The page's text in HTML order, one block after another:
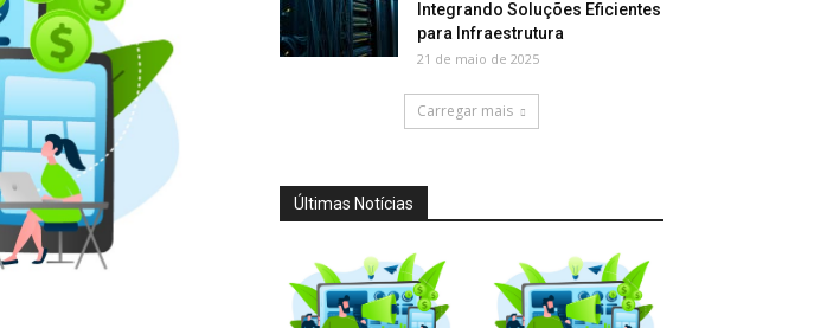
Integrando Soluções Eficientes
para Infraestrutura
21 de maio de 2025
Carregar mais
Últimas Notícias